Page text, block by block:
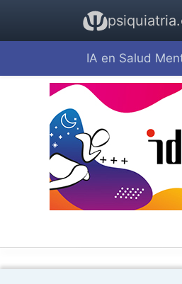
IA en Salud